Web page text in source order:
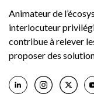
Animateur de
interlocuteur
contribue à relever
proposer des